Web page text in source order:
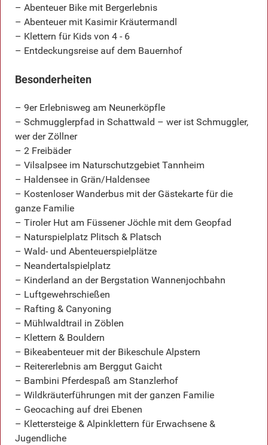
– Abenteuer Bike mit Bergerlebnis
– Abenteuer mit Kasimir Kräutermandl
– Klettern für Kids von 4 - 6
– Entdeckungsreise auf dem Bauernhof
Besonderheiten
– 9er Erlebnisweg am Neunerköpfle
– Schmugglerpfad in Schattwald – wer ist Schmuggler,
wer der Zöllner
– 2 Freibäder
– Vilsalpsee im Naturschutzgebiet Tannheim
– Haldensee in Grän/Haldensee
– Kostenloser Wanderbus mit der Gästekarte für die
ganze Familie
– Tiroler Hut am Füssener Jöchle mit dem Geopfad
– Naturspielplatz Plitsch & Platsch
– Wald- und Abenteuerspielplätze
– Neandertalspielplatz
– Kinderland an der Bergstation Wannenjochbahn
– Luftgewehrschießen
– Rafting & Canyoning
– Mühlwaldtrail in Zöblen
– Klettern & Bouldern
– Bikeabenteuer mit der Bikeschule Alpstern
– Reitererlebnis am Berggut Gaicht
– Bambini Pferdespaß am Stanzlerhof
– Wildkräuterführungen mit der ganzen Familie
– Geocaching auf drei Ebenen
– Klettersteige & Alpinklettern für Erwachsene &
Jugendliche